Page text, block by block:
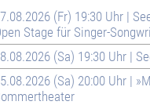
(Fr) 19:30 Uhr |
Stage für Singer-
(Sa) 19:30 Uhr |
(Sa) 20:00 Uhr |